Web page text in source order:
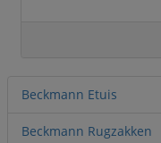
Beckmann Etuis
Beckmann Rugzakken